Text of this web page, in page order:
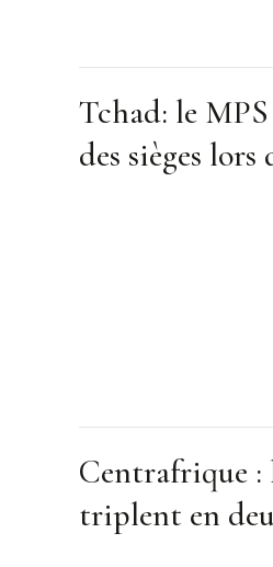
Tchad: le
des sièges
Centrafrique :
triplent en